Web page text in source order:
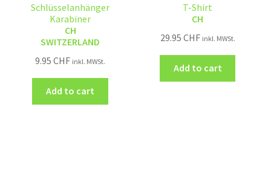
Schlüsselanhänger
Karabiner
CH
SWITZERLAND
9.95CHF inkl. MWSt.
Add to cart
T-Shirt
CH
29.95 CHF inkl. MWSt.
Add to cart